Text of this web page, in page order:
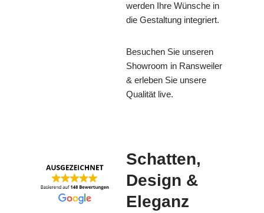
werden Ihre Wünsche in
die Gestaltung integriert.
Besuchen Sie unseren
Showroom in Ransweiler
& erleben Sie unsere
Qualität live.
Schatten,
Design &
Eleganz